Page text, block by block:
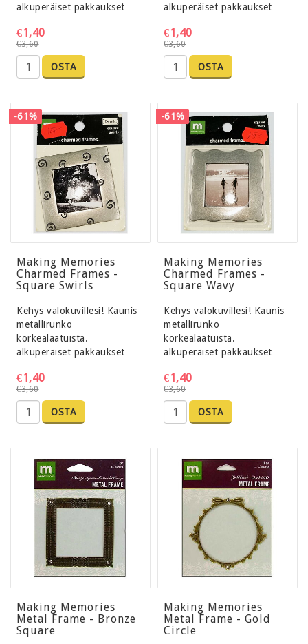
alkuperäiset pakkaukset…
€3,60
€1,40
OSTA
alkuperäiset pakkaukset…
€3,60
€1,40
OSTA
-61%
Making Memories
Charmed Frames -
Square Swirls
Kehys valokuvillesi! Kaunis
metallirunko
korkealaatuista.
alkuperäiset pakkaukset…
€3,60
€1,40
OSTA
-61%
Making Memories
Charmed Frames -
Square Wavy
Kehys valokuvillesi! Kaunis
metallirunko
korkealaatuista.
alkuperäiset pakkaukset…
€3,60
€1,40
OSTA
Making Memories
Metal Frame - Bronze
Square
Making Memories
Metal Frame - Gold
Circle